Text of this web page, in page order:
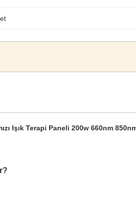
Işık Terapi Paneli 200w 660nm 850nm